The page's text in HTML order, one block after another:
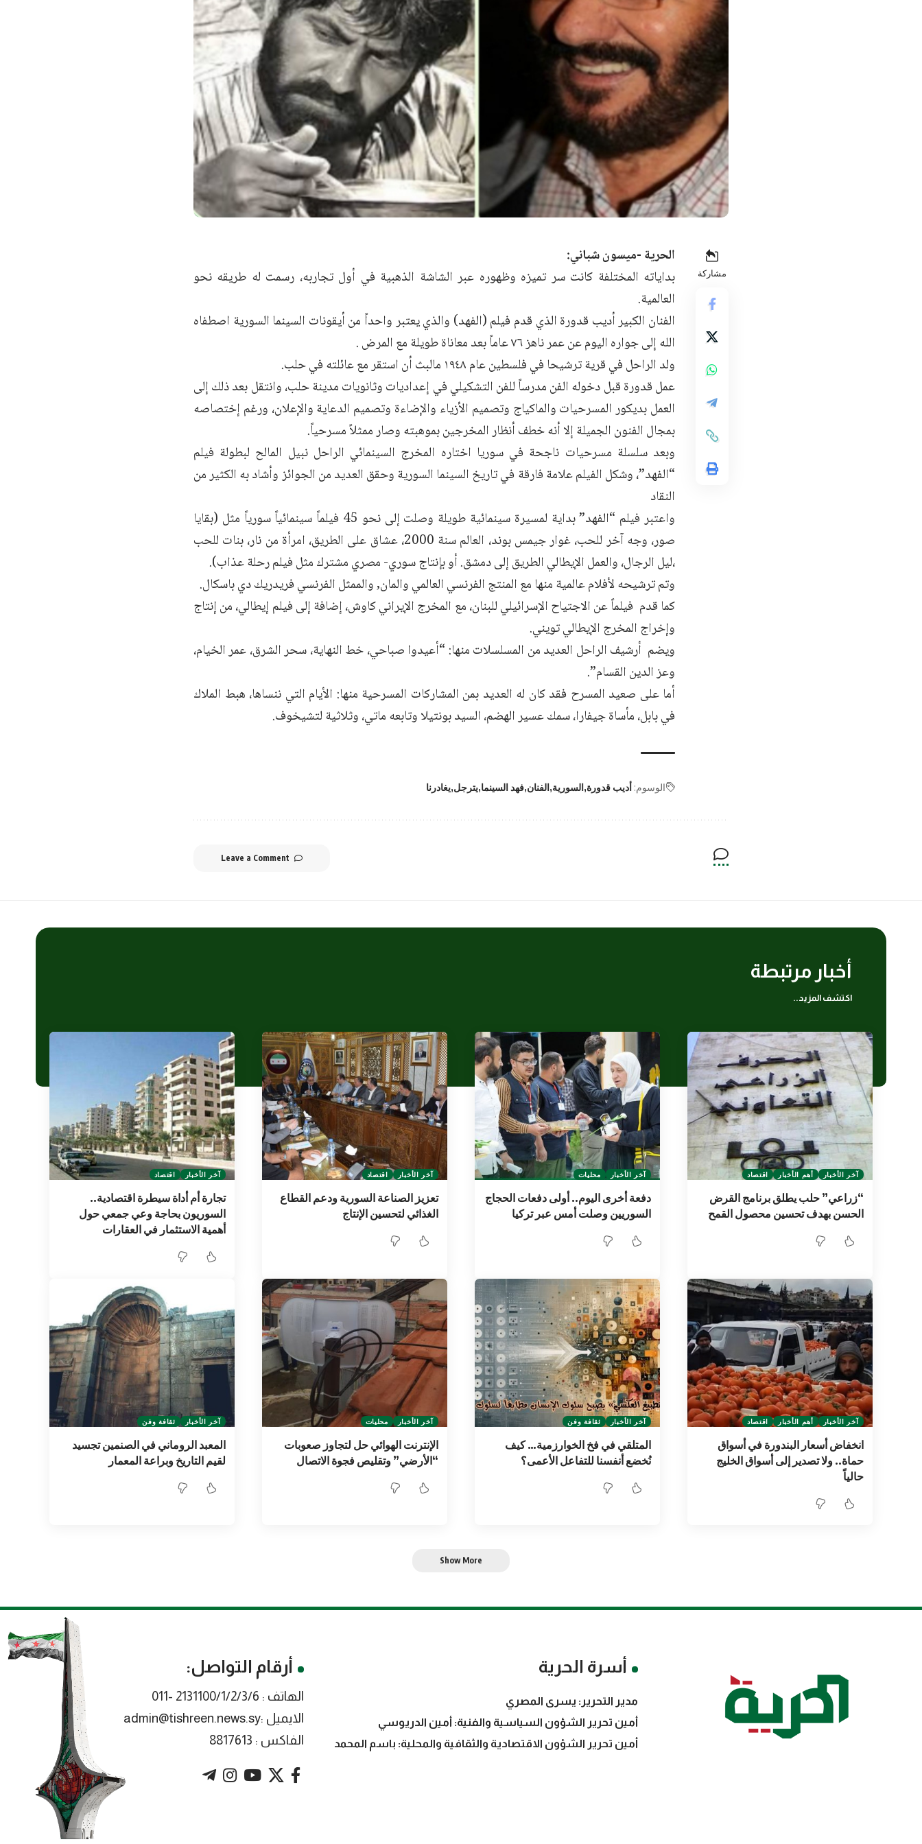
مشاركة
الحرية -ميسون شباني:
بداياته المختلفة كانت سر تميزه وظهوره عبر الشاشة الذهبية في أول تجاربه، رسمت له طريقه نحو
العالمية.
الفنان الكبير أديب قدورة الذي قدم فيلم (الفهد) والذي يعتبر واحداً من أيقونات السينما السورية اصطفاه
الله إلى جواره اليوم عن عمر ناهز ٧٦ عاماً بعد معاناة طويلة مع المرض .
ولد الراحل في قرية ترشيحا في فلسطين عام ١٩٤٨ مالبث أن استقر مع عائلته في حلب.
عمل قدورة قبل دخوله الفن مدرساً للفن التشكيلي في إعداديات وثانويات مدينة حلب، وانتقل بعد ذلك إلى
العمل بديكور المسرحيات والماكياج وتصميم الأزياء والإضاءة وتصميم الدعاية والإعلان، ورغم إختصاصه
بمجال الفنون الجميلة إلا أنه خطف أنظار المخرجين بموهبته وصار ممثلاً مسرحياً.
وبعد سلسلة مسرحيات ناجحة في سوريا اختاره المخرج السينمائي الراحل نبيل المالح لبطولة فيلم
“الفهد”، وشكل الفيلم علامة فارقة في تاريخ السينما السورية وحقق العديد من الجوائز وأشاد به الكثير من
النقاد
واعتبر فيلم “الفهد” بداية لمسيرة سينمائية طويلة وصلت إلى نحو 45 فيلماً سينمائياً سورياً مثل (بقايا
صور، وجه آخر للحب، غوار جيمس بوند، العالم سنة 2000، عشاق على الطريق، امرأة من نار، بنات للحب
،ليل الرجال، والعمل الإيطالي الطريق إلى دمشق. أو بإنتاج سوري- مصري مشترك مثل فيلم رحلة عذاب).
وتم ترشيحه لأفلام عالمية منها مع المنتج الفرنسي العالمي والمان, والممثل الفرنسي فريدريك دي باسكال.
كما قدم فيلماً عن الاجتياح الإسرائيلي للبنان، مع المخرج الإيراني كاوش، إضافة إلى فيلم إيطالي، من إنتاج
وإخراج المخرج الإيطالي تويني.
ويضم أرشيف الراحل العديد من المسلسلات منها: “أعيدوا صباحي، خط النهاية، سحر الشرق، عمر الخيام،
وعز الدين القسام”.
أما على صعيد المسرح فقد كان له العديد بمن المشاركات المسرحية منها: الأيام التي ننساها، هبط الملاك
في بابل، مأساة جيفارا، سمك عسير الهضم، السيد بونتيلا وتابعه ماتي، وثلاثية لتشيخوف.
الوسوم: أديب قدورة السورية الفنان فهد السينما يترجل يغادرنا
Leave a Comment
أخبار مرتبطة
اكتشف المزيد..
آخر الأخبار أهم الأخبار اقتصاد
“زراعي” حلب يطلق برنامج القرض
الحسن بهدف تحسين محصول القمح
آخر الأخبار محليات
دفعة أخرى اليوم.. أولى دفعات الحجاج
السوريين وصلت أمس عبر تركيا
آخر الأخبار اقتصاد
تعزيز الصناعة السورية ودعم القطاع
الغذائي لتحسين الإنتاج
آخر الأخبار اقتصاد
تجارة أم أداة سيطرة اقتصادية..
السوريون بحاجة وعي جمعي حول
أهمية الاستثمار في العقارات
آخر الأخبار أهم الأخبار اقتصاد
انخفاض أسعار البندورة في أسواق
حماة.. ولا تصدير إلى أسواق الخليج
حالياً
آخر الأخبار ثقافة وفن
المتلقي في فخ الخوارزمية… كيف
نُخضع أنفسنا للتفاعل الأعمى؟
آخر الأخبار محليات
الإنترنت الهوائي حل لتجاوز صعوبات
“الأرضي” وتقليص فجوة الاتصال
آخر الأخبار ثقافة وفن
المعبد الروماني في الصنمين تجسيد
لقيم التاريخ وبراعة المعمار
Show More
أسرة الحرية
مدير التحرير: يسرى المصري
أمين تحرير الشؤون السياسية والفنية: أمين الدريوسي
أمين تحرير الشؤون الاقتصادية والثقافية والمحلية: باسم المحمد
أرقام التواصل:
الهاتف : 2131100/1/2/3/6 -011
الايميل :admin@tishreen.news.sy
الفاكس : 8817613